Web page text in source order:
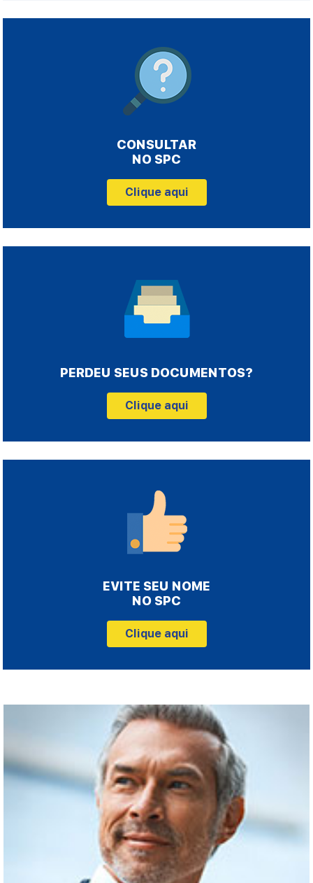
CONSULTAR
NO SPC
Clique aqui
PERDEU SEUS DOCUMENTOS?
Clique aqui
EVITE SEU NOME
NO SPC
Clique aqui